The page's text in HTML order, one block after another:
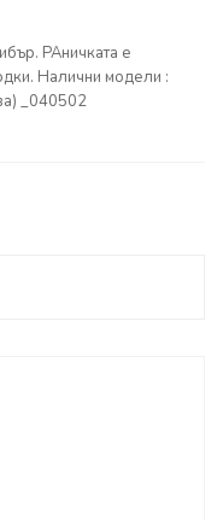
РАничката е
Налични модели :
_040502